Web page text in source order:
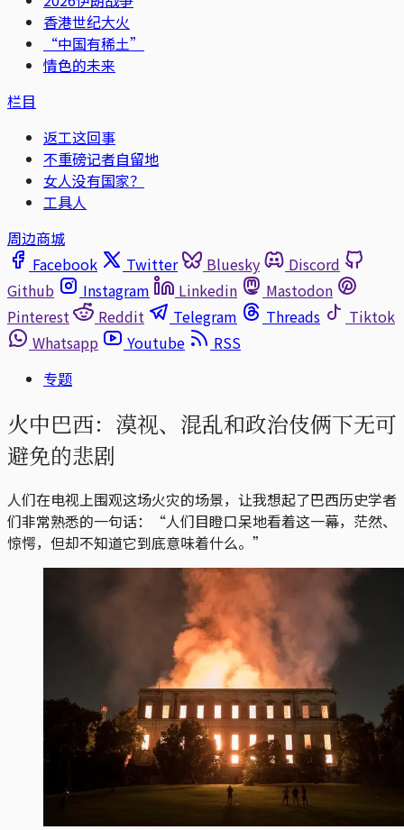
香港世纪大火
“中国有稀土”
情色的未来
栏目
返工这回事
不重磅记者自留地
女人没有国家？
工具人
周边商城
Facebook
Twitter Bluesky
Discord
Github
Instagram Linkedin
Mastodon
Pinterest
Reddit Telegram Threads
Tiktok
Whatsapp
Youtube
RSS
专题
火中巴西：漠视、混乱和政治伎俩下无可
避免的悲剧
人们在电视上围观这场火灾的场景，让我想起了巴西历史学者
们非常熟悉的一句话：“人们目瞪口呆地看着这一幕，茫然、
惊愕，但却不知道它到底意味着什么。”